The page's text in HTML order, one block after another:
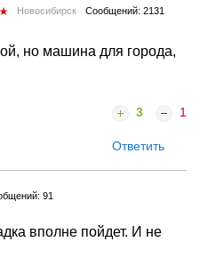
Новосибирск Сообщений: 2131
но машина для города,
3 1
Ответить
91
вполне пойдет. И не